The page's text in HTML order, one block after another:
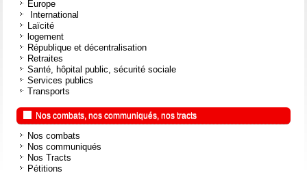
Europe
International
Laïcité
logement
République et décentralisation
Retraites
Santé, hôpital public, sécurité sociale
Services publics
Transports
Nos combats, nos communiqués, nos tracts
Nos combats
Nos communiqués
Nos Tracts
Pétitions